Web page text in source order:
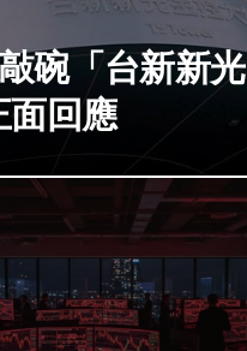
碗「台新新光
回應